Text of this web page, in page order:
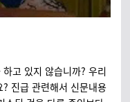
고 있지 않습니까? 우리
진급 관련해서 신문내용